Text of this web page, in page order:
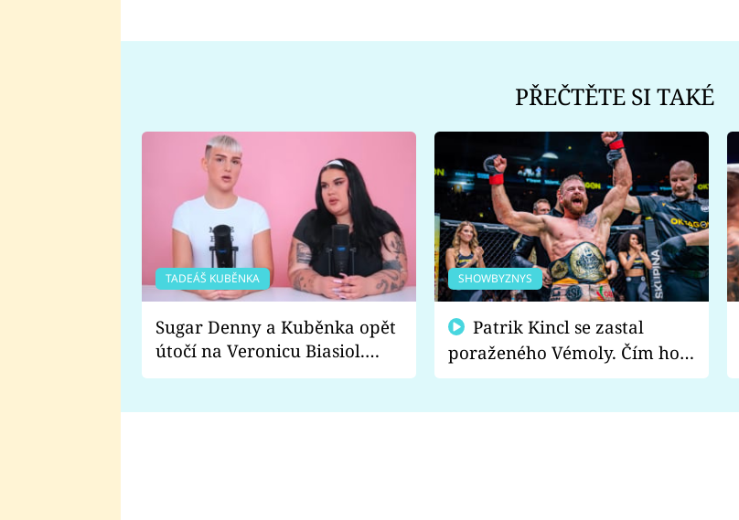
PŘEČTĚTE SI TAKÉ
TADEÁŠ KUBĚNKA
Sugar Denny a Kuběnka opět
útočí na Veronicu Biasiol.
Proč je podle nich falešná a
SHOWBYZNYS
poraženého Vémoly. Čím ho
fanoušci naštvali?